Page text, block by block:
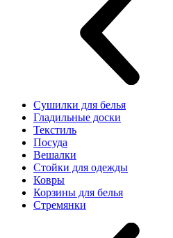
Сушилки для белья
Гладильные доски
Текстиль
Посуда
Вешалки
Стойки для одежды
Ковры
Корзины для белья
Стремянки